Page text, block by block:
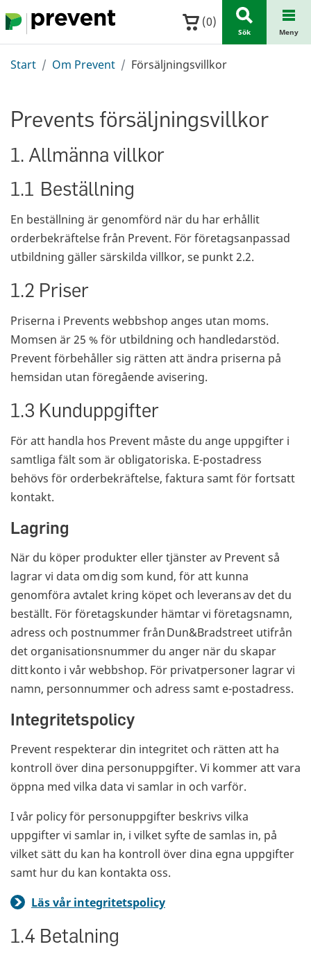
Hoppa till huvudinnehållet (0)
Sök Meny
Start Om Prevent Försäljningsvillkor
Prevents försäljningsvillkor
1. Allmänna villkor
1.1 Beställning
En beställning är genomförd när du har erhållit
orderbekräftelse från Prevent. För företagsanpassad
utbildning gäller särskilda villkor, se punkt 2.2.
1.2 Priser
Priserna i Prevents webbshop anges utan moms.
Momsen är 25 % för utbildning och handledarstöd.
Prevent förbehåller sig rätten att ändra priserna på
hemsidan utan föregående avisering.
1.3 Kunduppgifter
För att handla hos Prevent måste du ange uppgifter i
samtliga fält som är obligatoriska. E-postadress
behövs för orderbekräftelse, faktura samt för fortsatt
kontakt.
Lagring
När du köper produkter eller tjänster av Prevent så
lagrar vi data om dig som kund, för att kunna
genomföra avtalet kring köpet och leverans av det du
beställt. För företagskunder hämtar vi företagsnamn,
adress och postnummer från Dun&Bradstreet utifrån
det organisationsnummer du anger när du skapar
ditt konto i vår webbshop. För privatpersoner lagrar vi
namn, personnummer och adress samt e-postadress.
Integritetspolicy
Prevent respekterar din integritet och rätten att ha
kontroll över dina personuppgifter. Vi kommer att vara
öppna med vilka data vi samlar in och varför.
I vår policy för personuppgifter beskrivs vilka
uppgifter vi samlar in, i vilket syfte de samlas in, på
vilket sätt du kan ha kontroll över dina egna uppgifter
samt hur du kan kontakta oss.
Läs vår integritetspolicy
1.4 Betalning